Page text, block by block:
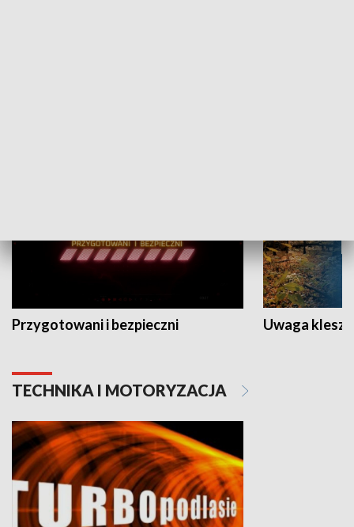
Przygotowani i bezpieczni Uwaga
TECHNIKA I MOTORYZACJA